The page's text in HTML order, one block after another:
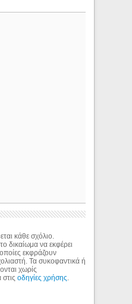
κάθε σχόλιο.
δικαίωμα να εκφέρει
εκφράζουν
Τα συκοφαντικά ή
χωρίς
στιςοδηγίες χρήσης.